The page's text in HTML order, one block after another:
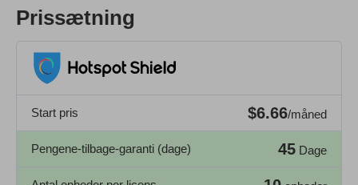
Prissætning
Start pris $6.66/måned
Pengene-tilbage-garanti (dage) 45 Dage